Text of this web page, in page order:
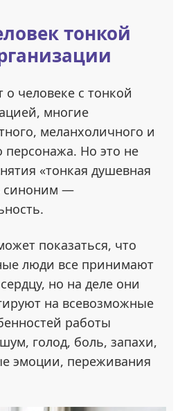
тонкой
о человеке с тонкой
многие
меланхоличного и
персонажа. Но это не
«тонкая душевная
синоним —
показаться, что
люди все принимают
но на деле они
на всевозможные
работы
голод, боль, запахи,
эмоции, переживания